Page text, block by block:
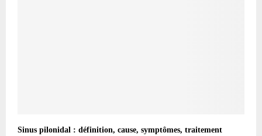
Sinus pilonidal : définition, cause, symptômes, traitement